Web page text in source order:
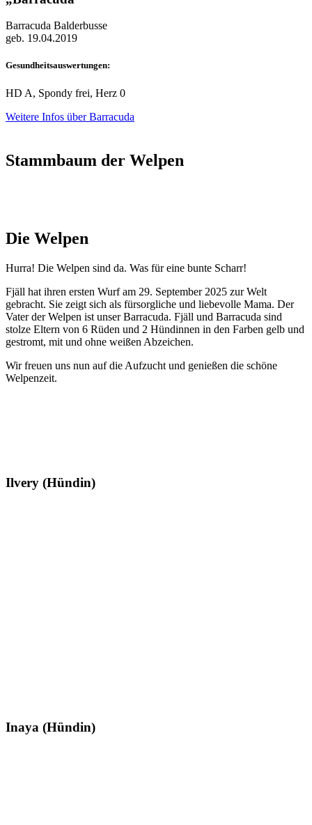
Barracuda Balderbusse
geb. 19.04.2019
Gesundheitsauswertungen:
HD A, Spondy frei, Herz 0
Weitere Infos über Barracuda
Stammbaum der Welpen
Die Welpen
Hurra! Die Welpen sind da. Was für eine bunte Scharr!
Fjäll hat ihren ersten Wurf am 29. September 2025 zur Welt
gebracht. Sie zeigt sich als fürsorgliche und liebevolle Mama. Der
Vater der Welpen ist unser Barracuda. Fjäll und Barracuda sind
stolze Eltern von 6 Rüden und 2 Hündinnen in den Farben gelb und
gestromt, mit und ohne weißen Abzeichen.
Wir freuen uns nun auf die Aufzucht und genießen die schöne
Welpenzeit.
Ilvery (Hündin)
Inaya (Hündin)